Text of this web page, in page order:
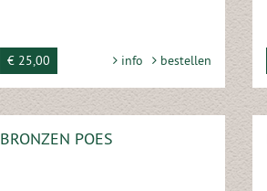
€ 25,00 info bestellen
BRONZEN POES